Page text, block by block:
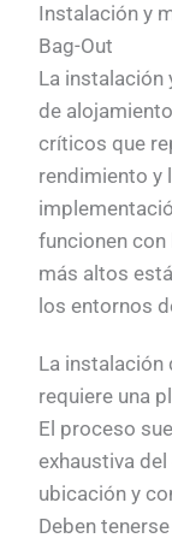
Instalación y
Bag-Out
La instalación
de
críticos que
rendimiento y
funcionen con
más altos
los entornos
La instalación
requiere una
El proceso
exhaustiva
ubicación y
Deben